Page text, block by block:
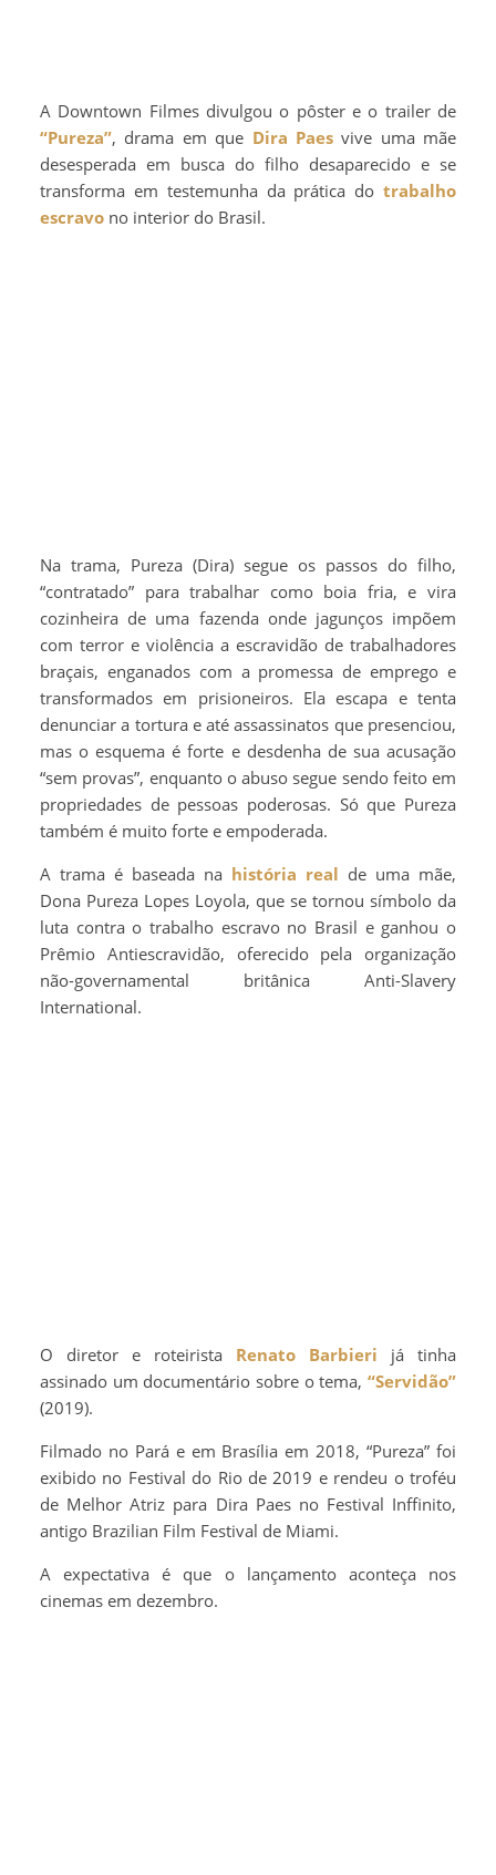
A Downtown Filmes divulgou o pôster e o trailer de
“Pureza”, drama em que Dira Paesvive uma mãe
desesperada em busca do filho desaparecido e se
transforma em testemunha da prática do trabalho
escravo no interior do Brasil.
Na trama, Pureza (Dira) segue os passos do filho,
“contratado” para trabalhar como boia fria, e vira
cozinheira de uma fazenda onde jagunços impõem
com terror e violência a escravidão de trabalhadores
braçais, enganados com a promessa de emprego e
transformados em prisioneiros. Ela escapa e tenta
denunciar a tortura e até assassinatos que presenciou,
mas o esquema é forte e desdenha de sua acusação
“sem provas”, enquanto o abuso segue sendo feito em
propriedades de pessoas poderosas. Só que Pureza
também é muito forte e empoderada.
A trama é baseada na história real de uma mãe,
Dona Pureza Lopes Loyola, que se tornou símbolo da
luta contra o trabalho escravo no Brasil e ganhou o
Prêmio Antiescravidão, oferecido pela organização
não-governamental britânica Anti-Slavery
International.
O diretor e roteirista Renato Barbieri já tinha
assinado um documentário sobre o tema, “Servidão”
(2019).
Filmado no Pará e em Brasília em 2018, “Pureza” foi
exibido no Festival do Rio de 2019 e rendeu o troféu
de Melhor Atriz para Dira Paes no Festival Inffinito,
antigo Brazilian Film Festival de Miami.
A expectativa é que o lançamento aconteça nos
cinemas em dezembro.